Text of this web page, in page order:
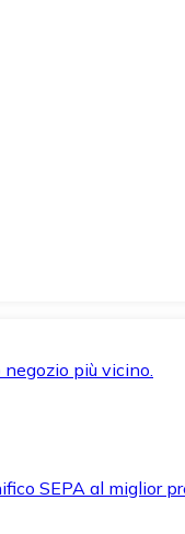
più vicino.
SEPA al miglior